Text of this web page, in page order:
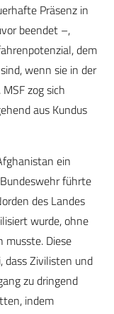
Präsenz in
beendet –,
dem
wenn sie in der
zog sich
aus Kundus
ein
führte
des Landes
wurde, ohne
musste. Diese
dass Zivilisten und
zu dringend
indem